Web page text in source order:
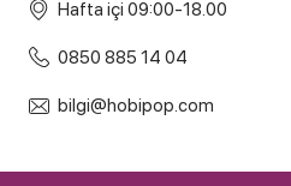
Hafta içi 09:00-18.00
0850 885 14 04
bilgi@hobipop.com